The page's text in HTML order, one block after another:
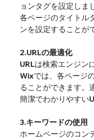
ョンタグを設定しま
各ページのタイトル
ンを設定することが
2.URLの最適化
URLは検索エンジン
Wixでは、各ページ
ることができます。
簡潔でわかりやすい
3.キーワードの使用
ホームページのコン